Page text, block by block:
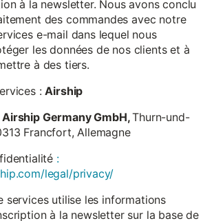
à la newsletter. Nous avons conclu
des commandes avec notre
e-mail dans lequel nous
les données de nos clients et à
à des tiers.
:Airship
Airship Germany GmbH,Thurn-und-
Francfort, Allemagne
:
legal/privacy/
services utilise les informations
à la newsletter sur la base de